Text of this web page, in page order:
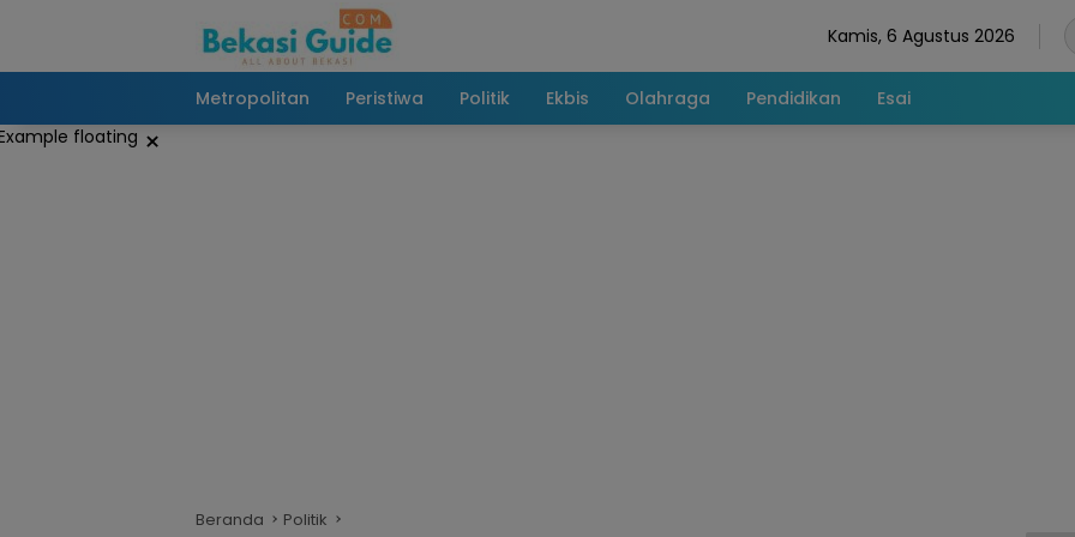
Kamis, 6 Agustus 2026
Metropolitan Peristiwa Politik Ekbis Olahraga Pendidikan Esai
×
Beranda Politik